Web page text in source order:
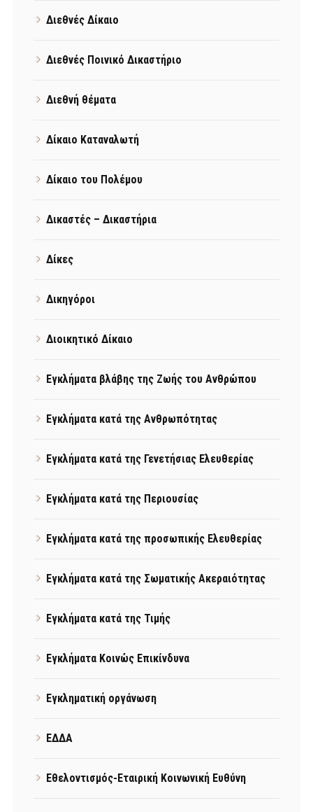
Διεθνές Δίκαιο
Διεθνές Ποινικό Δικαστήριο
Διεθνή θέματα
Δίκαιο Καταναλωτή
Δίκαιο του Πολέμου
Δικαστές – Δικαστήρια
Δίκες
Δικηγόροι
Διοικητικό Δίκαιο
Εγκλήματα βλάβης της Ζωής του Ανθρώπου
Εγκλήματα κατά της Ανθρωπότητας
Εγκλήματα κατά της Γενετήσιας Ελευθερίας
Εγκλήματα κατά της Περιουσίας
Εγκλήματα κατά της προσωπικής Ελευθερίας
Εγκλήματα κατά της Σωματικής Ακεραιότητας
Εγκλήματα κατά της Τιμής
Εγκλήματα Κοινώς Επικίνδυνα
Εγκληματική οργάνωση
ΕΔΔΑ
Εθελοντισμός-Εταιρική Κοινωνική Ευθύνη